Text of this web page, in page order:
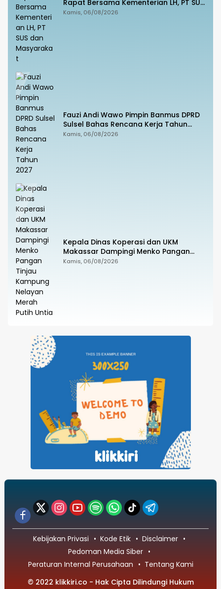
Rapat Bersama Kementerian LH, PT SUS
dan Masyarakat
Kamis, 06/08/2026
Fauzi Andi Wawo Pimpin Banmus DPRD
Sulsel Bahas Rencana Kerja Tahun
2027
Kamis, 06/08/2026
Kepala Dinas Koperasi dan UKM
Makassar Dampingi Menko Pangan
Tinjau Kampung Nelayan Merah Putih
Kamis, 06/08/2026
Kebijakan Privasi Kode Etik
Disclaimer
Pedoman Media Siber
Peraturan Internal Perusahaan
Tentang Kami
© 2022 klikkiri.co - Hak Cipta Dilindungi Hukum